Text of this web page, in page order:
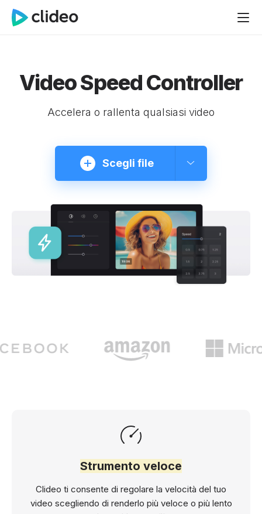
Video Speed Controller
Accelera o rallenta qualsiasi video
Scegli file
Strumento veloce
Clideo ti consente di regolare la velocità del tuo
video scegliendo di renderlo più veloce o più lento